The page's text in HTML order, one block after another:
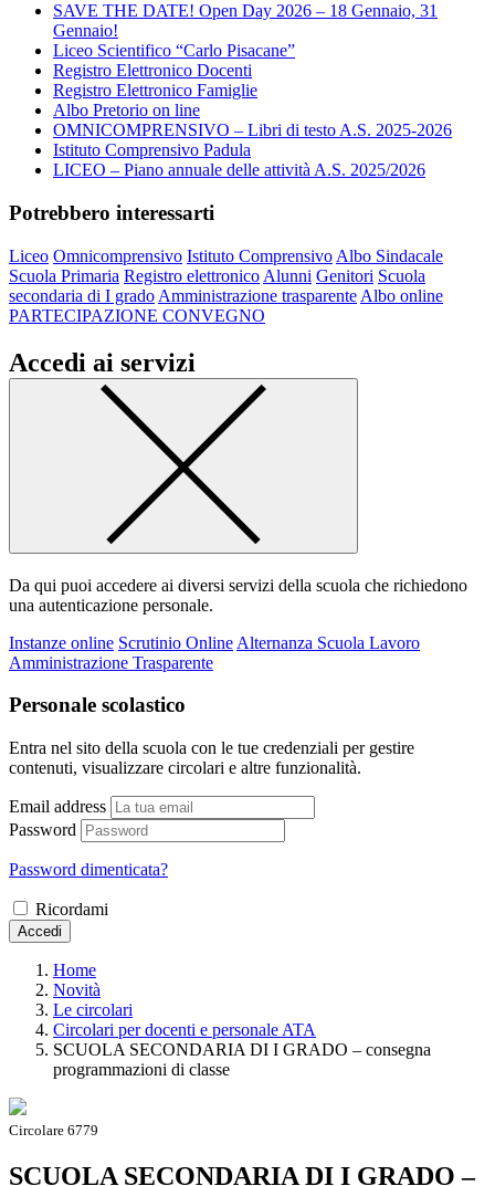
SAVE THE DATE! Open Day 2026 – 18 Gennaio, 31
Gennaio!
Liceo Scientifico “Carlo Pisacane”
Registro Elettronico Docenti
Registro Elettronico Famiglie
Albo Pretorio on line
OMNICOMPRENSIVO – Libri di testo A.S. 2025-2026
Istituto Comprensivo Padula
LICEO – Piano annuale delle attività A.S. 2025/2026
Potrebbero interessarti
Liceo Omnicomprensivo Istituto Comprensivo Albo Sindacale
Scuola Primaria Registro elettronico Alunni Genitori Scuola
secondaria di I grado Amministrazione trasparente Albo online
PARTECIPAZIONE CONVEGNO
Accedi ai servizi
Da qui puoi accedere ai diversi servizi della scuola che richiedono
una autenticazione personale.
Instanze online Scrutinio Online Alternanza Scuola Lavoro
Amministrazione Trasparente
Personale scolastico
Entra nel sito della scuola con le tue credenziali per gestire
contenuti, visualizzare circolari e altre funzionalità.
Email address
Password
Password dimenticata?
Ricordami
Accedi
Home
Novità
Le circolari
Circolari per docenti e personale ATA
SCUOLA SECONDARIA DI I GRADO – consegna
programmazioni di classe
Circolare 6779
SCUOLA SECONDARIA DI I GRADO –